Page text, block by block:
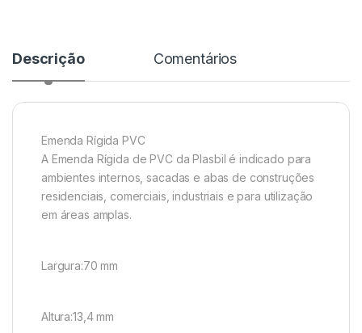
Descrição Comentários
Emenda Rígida PVC
A Emenda Rígida de PVC da Plasbil é indicado para
ambientes internos, sacadas e abas de construções
residenciais, comerciais, industriais e para utilização
em áreas amplas.
Largura:70 mm
Altura:13,4 mm